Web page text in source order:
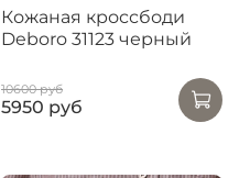
Кожаная кроссбоди
Deboro 31123 черный
10600 руб
5950 руб